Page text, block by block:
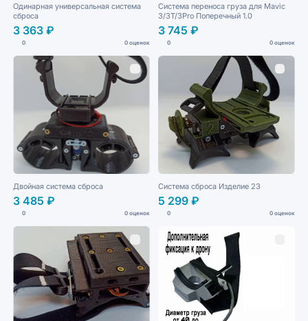
Одинарная универсальная система
сброса
3 363 ₽
0 0 оценок
Система переноса груза для Mavic
3/3T/3Pro Поперечный 1.0
3 745 ₽
0 0 оценок
Двойная система сброса
3 485 ₽
0 0 оценок
Система сброса Изделие 23
5 299 ₽
0 0 оценок